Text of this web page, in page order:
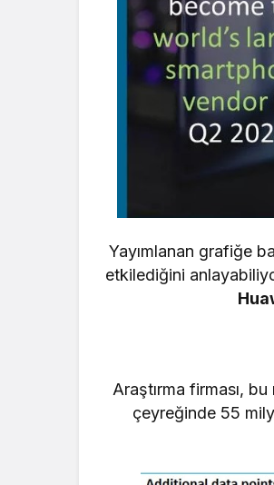
Yayımlanan grafiğe
etkilediğini
Araştırma firması,
çeyreğinde 55